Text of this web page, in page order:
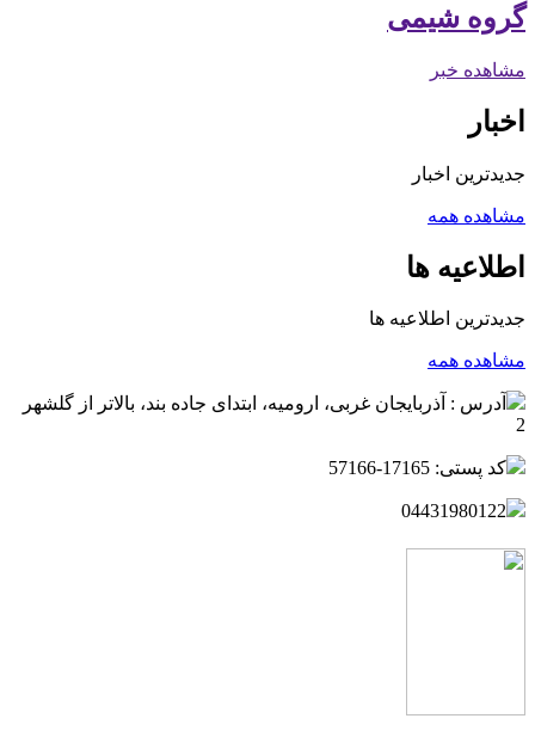
گروه شیمی
مشاهده خبر
اخبار
جدیدترین اخبار
مشاهده همه
اطلاعیه ها
جدیدترین اطلاعیه ها
مشاهده همه
آدرس : آذربایجان غربی، ارومیه، ابتدای جاده بند، بالاتر از گلشهر
2
کد پستی: 17165-57166
04431980122